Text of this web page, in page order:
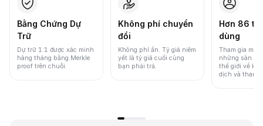
Bằng Chứng Dự
Trữ
Dự trữ 1:1 được xác minh
hàng tháng bằng Merkle
proof trên chuỗi.
Không phí chuyển
đổi
Không phí ẩn. Tỷ giá niêm
yết là tỷ giá cuối cùng
bạn phải trả.
Hơn 86
dùng
Tham gia một
những sàn
thế giới về
dịch và thanh